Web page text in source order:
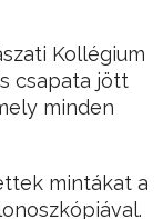
Kollégium
csapata jött
minden
mintákat a